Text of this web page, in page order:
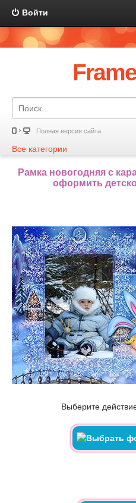
Войти
Полная версия сайта
Все категории
Рамка новогодняя с
оформить
Выберите